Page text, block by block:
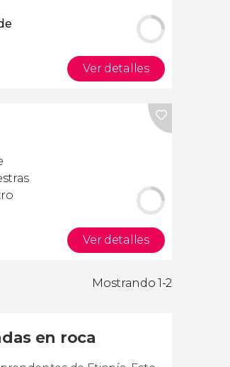
Ver detalles
Ver detalles
Mostrando 1-2
en roca